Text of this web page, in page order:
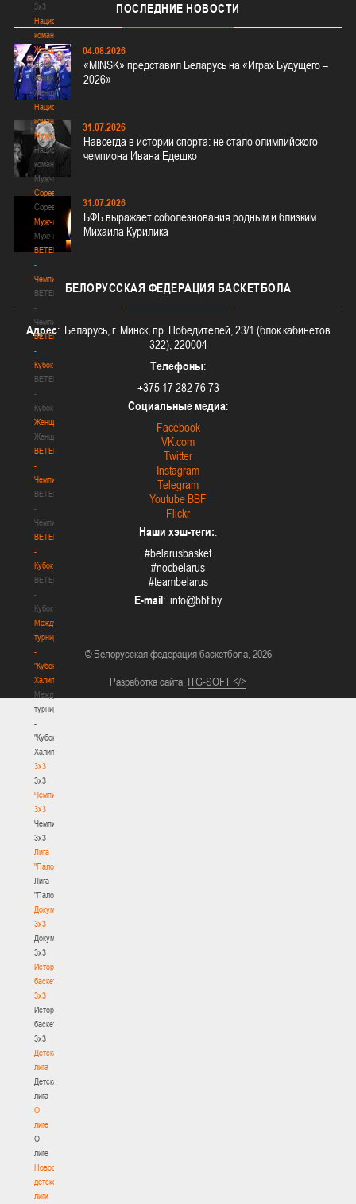
3х3
Национальная
команда.
Женщины
Национальная
команда.
Женщины
Национальная
команда.
Мужчины
Национальная
команда.
Мужчины
Соревнования
Соревнования
Мужчины
Мужчины
BETERA
-
Чемпионат
BETERA
-
Чемпионат
BETERA
-
Кубок
BETERA
-
Кубок
Женщины
Женщины
BETERA
-
Чемпионат
BETERA
-
Чемпионат
BETERA
-
Кубок
BETERA
-
Кубок
Международный
турнир
-
"Кубок
Халипского"
Международный
турнир
-
"Кубок
Халипского"
3x3
3x3
Чемпионат
3х3
Чемпионат
3х3
Лига
"Палова"
Лига
"Палова"
Документы
3х3
Документы
3х3
История
баскетбола
3х3
История
баскетбола
3х3
Детская
лига
Детская
лига
О
лиге
О
лиге
Новости
детской
лиги
ПОСЛЕДНИЕ НОВОСТИ
04.08.2026
«MINSK» представил Беларусь на «Играх Будущего –
2026»
31.07.2026
Навсегда в истории спорта: не стало олимпийского
чемпиона Ивана Едешко
31.07.2026
БФБ выражает соболезнования родным и близким
Михаила Курилика
БЕЛОРУССКАЯ ФЕДЕРАЦИЯ БАСКЕТБОЛА
Адрес: Беларусь, г. Минск, пр. Победителей, 23/1 (блок кабинетов
322), 220004
Телефоны:
+375 17 282 76 73
Социальные медиа:
Facebook
VK.com
Twitter
Instagram
Telegram
Youtube BBF
Flickr
Наши хэш-теги::
#belarusbasket
#nocbelarus
#teambelarus
E-mail:
© Белорусская федерация баскетбола, 2026
Разработка сайта ITG-SOFT </>